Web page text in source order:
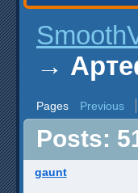
→
Pages Previous
Posts:
gaunt